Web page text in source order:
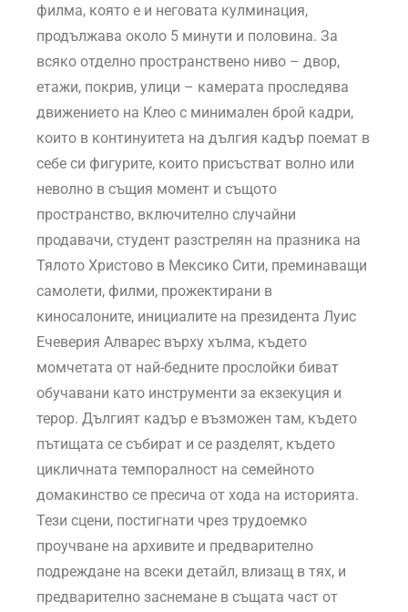
филма, която е и неговата кулминация,
продължава около 5 минути и половина. За
всяко отделно пространствено ниво – двор,
етажи, покрив, улици – камерата проследява
движението на Клео с минимален брой кадри,
които в континуитета на дългия кадър поемат в
себе си фигурите, които присъстват волно или
неволно в същия момент и същото
пространство, включително случайни
продавачи, студент разстрелян на празника на
Тялото Христово в Мексико Сити, преминаващи
самолети, филми, прожектирани в
киносалоните, инициалите на президента Луис
Ечеверия Алварес върху хълма, където
момчетата от най-бедните прослойки биват
обучавани като инструменти за екзекуция и
терор. Дългият кадър е възможен там, където
пътищата се събират и се разделят, където
цикличната темпоралност на семейното
домакинство се пресича от хода на историята.
Тези сцени, постигнати чрез трудоемко
проучване на архивите и предварително
подреждане на всеки детайл, влизащ в тях, и
предварително заснемане в същата част от